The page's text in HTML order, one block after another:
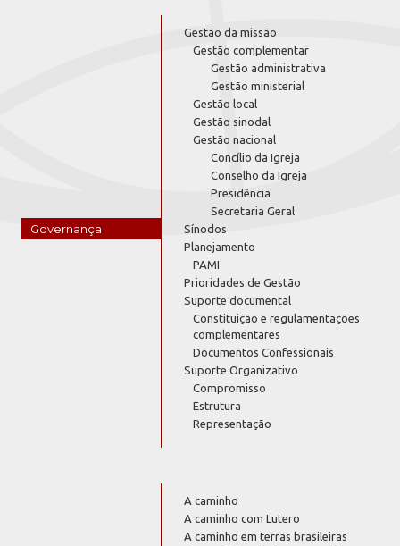
Governança
Gestão da missão
Gestão complementar
Gestão administrativa
Gestão ministerial
Gestão local
Gestão sinodal
Gestão nacional
Concílio da Igreja
Conselho da Igreja
Presidência
Secretaria Geral
Sínodos
Planejamento
PAMI
Prioridades de Gestão
Suporte documental
Constituição e regulamentações
complementares
Documentos Confessionais
Suporte Organizativo
Compromisso
Estrutura
Representação
A caminho
A caminho com Lutero
A caminho em terras brasileiras